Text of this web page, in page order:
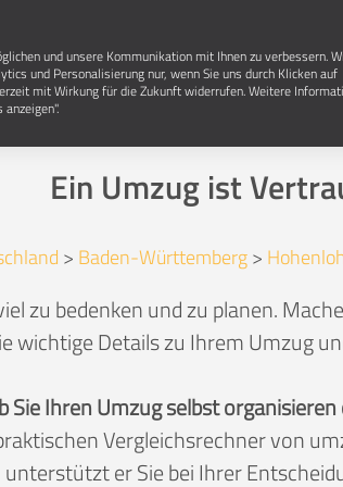
Umzug in 74613
Ein Umzug ist
> Baden-Württemberg>
zu bedenken und zu planen.
wichtige Details zu Ihrem Umzug
Sie Ihren Umzug selbst
Vergleichsrechner von
unterstützt er Sie bei Ihrer
und unsere Kommunikation mit Ihnen zu verbessern.
und Personalisierung nur, wenn Sie uns durch Klicken auf
mit Wirkung für die Zukunft widerrufen. Weitere